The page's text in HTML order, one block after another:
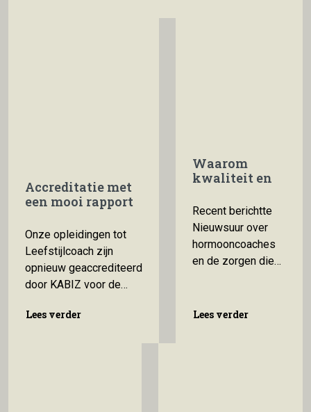
Accreditatie met
een mooi rapport
Onze opleidingen tot
Leefstijlcoach zijn
opnieuw geaccrediteerd
door KABIZ voor de
fijn. Maar we zijn vooral
Lees verder
Waarom
kwaliteit en
beroepscode
geen bijzaak
zijn
Recent berichtte
Nieuwsuur over
hormooncoaches
en de zorgen die
Mogelijk heb je dit
Lees verder